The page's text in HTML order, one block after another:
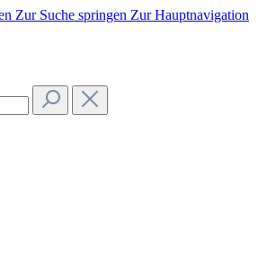
Zur Suche springen Zur Hauptnavigation